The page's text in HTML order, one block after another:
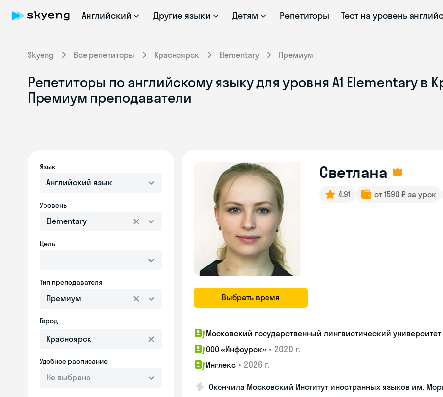
Английский Другие языки Детям Репетиторы Тест на уровень
Skyeng Все репетиторы Красноярск Elementary Премиум
Репетиторы по английскому языку для уровня A1 Elementary в
Премиум преподаватели
Язык
Английский язык
Уровень
Elementary
Цель
Тип преподавателя
Премиум
Город
Удобное расписание
Не выбрано
Выбрать время
Светлана
4.91 от 1590 ₽ за урок
Московский государственный лингвистический университет
ООО «Инфоурок» • 2020 г.
Инглекс • 2026 г.
Окончила Московский Институт иностранных языков им.